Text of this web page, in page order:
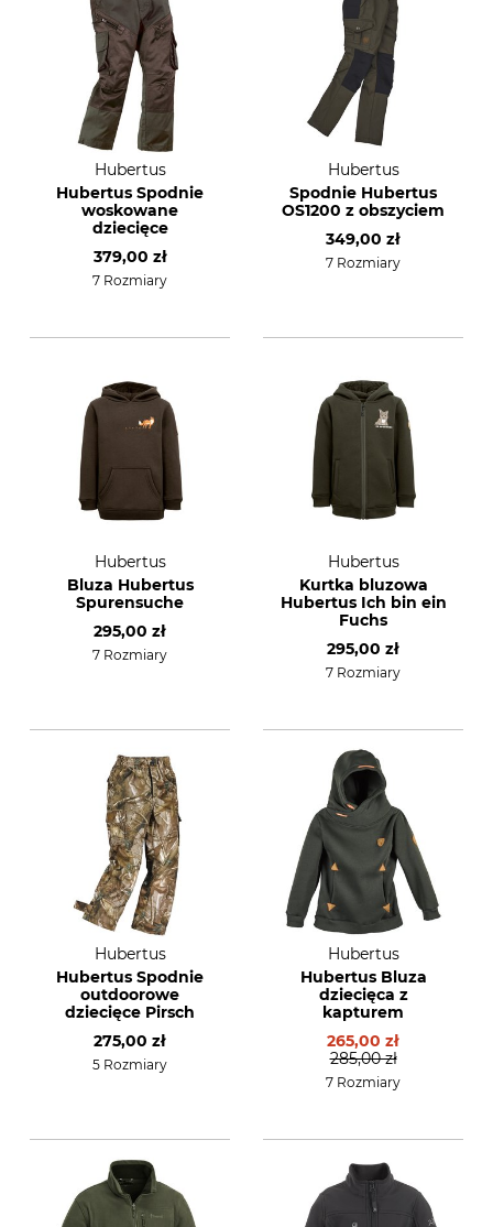
Hubertus
Hubertus Spodnie
woskowane
dziecięce
379,00 zł
7 Rozmiary
Hubertus
Spodnie Hubertus
OS1200 z obszyciem
349,00 zł
7 Rozmiary
Hubertus
Bluza Hubertus
Spurensuche
295,00 zł
7 Rozmiary
Hubertus
Kurtka bluzowa
Hubertus Ich bin ein
Fuchs
295,00 zł
7 Rozmiary
Hubertus
Hubertus Spodnie
outdoorowe
dziecięce Pirsch
275,00 zł
5 Rozmiary
Hubertus
Hubertus Bluza
dziecięca z
kapturem
265,00 zł
285,00 zł
7 Rozmiary